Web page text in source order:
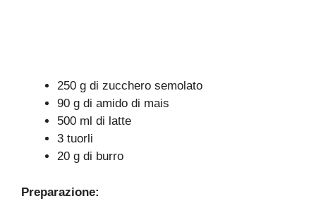
250 g di zucchero semolato
90 g di amido di mais
500 ml di latte
3 tuorli
20 g di burro
Preparazione: